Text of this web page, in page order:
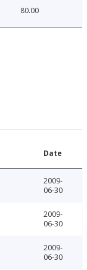
80.00
Date
2009-
06-30
2009-
06-30
2009-
06-30